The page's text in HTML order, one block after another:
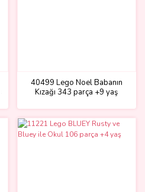
40499 Lego Noel Babanın
Kızağı 343 parça +9 yaş